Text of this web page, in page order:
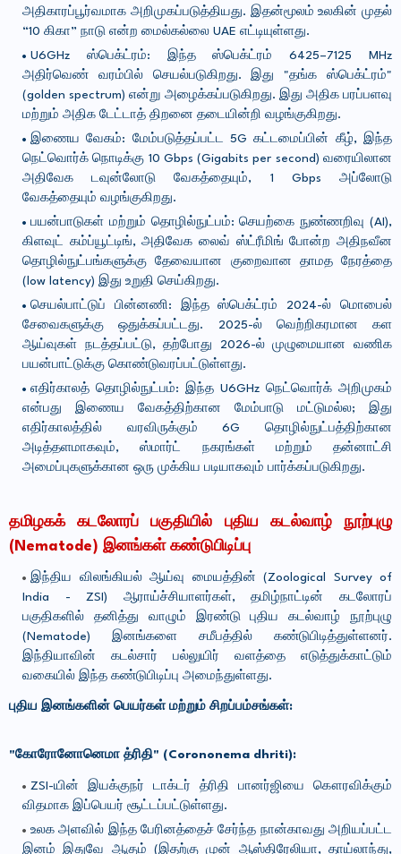
அதிகாரப்பூர்வமாக அறிமுகப்படுத்தியது. இதன்மூலம் உலகின் முதல்
“10 கிகா” நாடு என்ற மைல்கல்லை UAE எட்டியுள்ளது.
U6GHz ஸ்பெக்ட்ரம்: இந்த ஸ்பெக்ட்ரம் 6425–7125 MHz
அதிர்வெண் வரம்பில் செயல்படுகிறது. இது "தங்க ஸ்பெக்ட்ரம்"
(golden spectrum) என்று அழைக்கப்படுகிறது. இது அதிக பரப்பளவு
மற்றும் அதிக டேட்டாத் திறனை தடையின்றி வழங்குகிறது.
இணைய வேகம்: மேம்படுத்தப்பட்ட 5G கட்டமைப்பின் கீழ், இந்த
நெட்வொர்க் நொடிக்கு 10 Gbps (Gigabits per second) வரையிலான
அதிவேக டவுன்லோடு வேகத்தையும், 1 Gbps அப்லோடு
வேகத்தையும் வழங்குகிறது.
பயன்பாடுகள் மற்றும் தொழில்நுட்பம்: செயற்கை நுண்ணறிவு (AI),
கிளவுட் கம்ப்யூட்டிங், அதிவேக லைவ் ஸ்ட்ரீமிங் போன்ற அதிநவீன
தொழில்நுட்பங்களுக்கு தேவையான குறைவான தாமத நேரத்தை
(low latency) இது உறுதி செய்கிறது.
செயல்பாட்டுப் பின்னணி: இந்த ஸ்பெக்ட்ரம் 2024-ல் மொபைல்
சேவைகளுக்கு ஒதுக்கப்பட்டது. 2025-ல் வெற்றிகரமான கள
ஆய்வுகள் நடத்தப்பட்டு, தற்போது 2026-ல் முழுமையான வணிக
பயன்பாட்டுக்கு கொண்டுவரப்பட்டுள்ளது.
எதிர்காலத் தொழில்நுட்பம்: இந்த U6GHz நெட்வொர்க் அறிமுகம்
என்பது இணைய வேகத்திற்கான மேம்பாடு மட்டுமல்ல; இது
எதிர்காலத்தில் வரவிருக்கும் 6G தொழில்நுட்பத்திற்கான
அடித்தளமாகவும், ஸ்மார்ட் நகரங்கள் மற்றும் தன்னாட்சி
அமைப்புகளுக்கான ஒரு முக்கிய படியாகவும் பார்க்கப்படுகிறது.
தமிழகக் கடலோரப் பகுதியில் புதிய கடல்வாழ் நூற்புழு
(Nematode) இனங்கள் கண்டுபிடிப்பு
இந்திய விலங்கியல் ஆய்வு மையத்தின் (Zoological Survey of
India - ZSI) ஆராய்ச்சியாளர்கள், தமிழ்நாட்டின் கடலோரப்
பகுதிகளில் தனித்து வாழும் இரண்டு புதிய கடல்வாழ் நூற்புழு
(Nematode) இனங்களை சமீபத்தில் கண்டுபிடித்துள்ளனர்.
இந்தியாவின் கடல்சார் பல்லுயிர் வளத்தை எடுத்துக்காட்டும்
வகையில் இந்த கண்டுபிடிப்பு அமைந்துள்ளது.
புதிய இனங்களின் பெயர்கள் மற்றும் சிறப்பம்சங்கள்:
"கோரோனோனெமா த்ரிதி" (Corononema dhriti):
ZSI-யின் இயக்குநர் டாக்டர் த்ரிதி பானர்ஜியை கௌரவிக்கும்
விதமாக இப்பெயர் சூட்டப்பட்டுள்ளது.
உலக அளவில் இந்த பேரினத்தைச் சேர்ந்த நான்காவது அறியப்பட்ட
இனம் இதுவே ஆகும் (இதற்கு முன் ஆஸ்திரேலியா, தாய்லாந்து,